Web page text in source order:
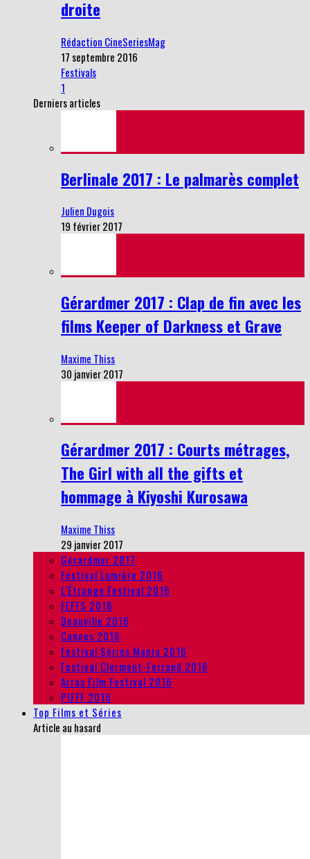
droite
Rédaction CineSeriesMag
17 septembre 2016
Festivals
1
Derniers articles
Berlinale 2017 : Le palmarès complet
Julien Dugois
19 février 2017
Gérardmer 2017 : Clap de fin avec les
films Keeper of Darkness et Grave
Maxime Thiss
30 janvier 2017
Gérardmer 2017 : Courts métrages,
The Girl with all the gifts et
hommage à Kiyoshi Kurosawa
Maxime Thiss
29 janvier 2017
Gérardmer 2017
Festival Lumière 2016
L’Étrange Festival 2016
FEFFS 2016
Deauville 2016
Cannes 2016
Festival Séries Mania 2016
Festival Clermont-Ferrand 2016
Arras Film Festival 2016
PIFFF 2016
Top Films et Séries
Article au hasard